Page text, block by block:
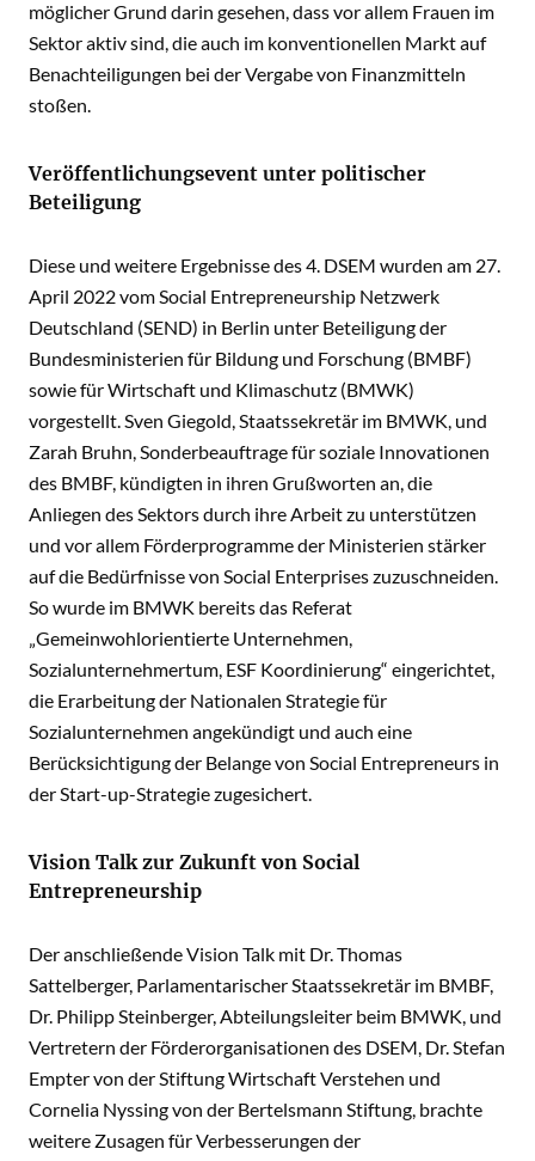
möglicher Grund darin gesehen, dass vor allem Frauen im
Sektor aktiv sind, die auch im konventionellen Markt auf
Benachteiligungen bei der Vergabe von Finanzmitteln
stoßen.
Veröffentlichungsevent unter politischer
Beteiligung
Diese und weitere Ergebnisse des 4. DSEM wurden am 27.
April 2022 vom Social Entrepreneurship Netzwerk
Deutschland (SEND) in Berlin unter Beteiligung der
Bundesministerien für Bildung und Forschung (BMBF)
sowie für Wirtschaft und Klimaschutz (BMWK)
vorgestellt. Sven Giegold, Staatssekretär im BMWK, und
Zarah Bruhn, Sonderbeauftrage für soziale Innovationen
des BMBF, kündigten in ihren Grußworten an, die
Anliegen des Sektors durch ihre Arbeit zu unterstützen
und vor allem Förderprogramme der Ministerien stärker
auf die Bedürfnisse von Social Enterprises zuzuschneiden.
So wurde im BMWK bereits das Referat
„Gemeinwohlorientierte Unternehmen,
Sozialunternehmertum, ESF Koordinierung“ eingerichtet,
die Erarbeitung der Nationalen Strategie für
Sozialunternehmen angekündigt und auch eine
Berücksichtigung der Belange von Social Entrepreneurs in
der Start-up-Strategie zugesichert.
Vision Talk zur Zukunft von Social
Entrepreneurship
Der anschließende Vision Talk mit Dr. Thomas
Sattelberger, Parlamentarischer Staatssekretär im BMBF,
Dr. Philipp Steinberger, Abteilungsleiter beim BMWK, und
Vertretern der Förderorganisationen des DSEM, Dr. Stefan
Empter von der Stiftung Wirtschaft Verstehen und
Cornelia Nyssing von der Bertelsmann Stiftung, brachte
weitere Zusagen für Verbesserungen der